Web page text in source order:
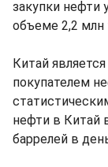
закупки нефти
объеме 2,2 млн
Китай
покупателем
нефти в Китай
баррелей в